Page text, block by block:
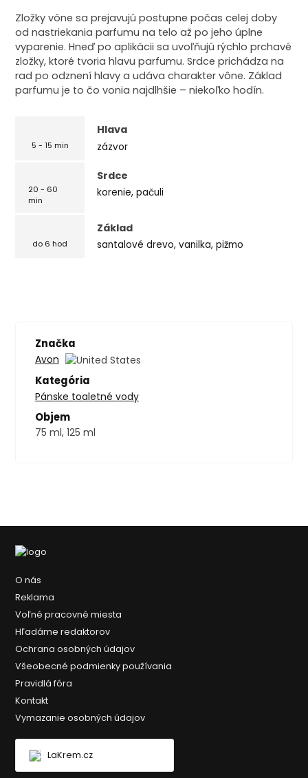
Zložky vône sa prejavujú postupne počas celej doby
od nastriekania parfumu na telo až po jeho úplne
vyparenie. Hneď po aplikácii sa uvoľňujú rýchlo prchavé
zložky, ktoré tvoria hlavu parfumu. Srdce prichádza na
rad po odznení hlavy a udáva charakter vône. Základ
parfumu je to čo vonia najdlhšie – niekoľko hodín.
5 - 15 min
Hlava
zázvor
20 - 60
min
Srdce
korenie, pačuli
do 6 hod
Základ
santalové drevo, vanilka, pižmo
Značka
Avon
Kategória
Pánske toaletné vody
Objem
75 ml, 125 ml
O nás
Reklama
Voľné pracovné miesta
Hľadáme redaktorov
Ochrana osobných údajov
Všeobecné podmienky používania
Pravidlá fóra
Kontakt
Vymazanie osobných údajov
LaKrem.cz